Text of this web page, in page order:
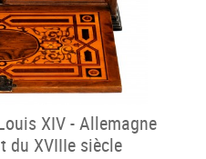
XIV - Allemagne
du XVIIIe siècle